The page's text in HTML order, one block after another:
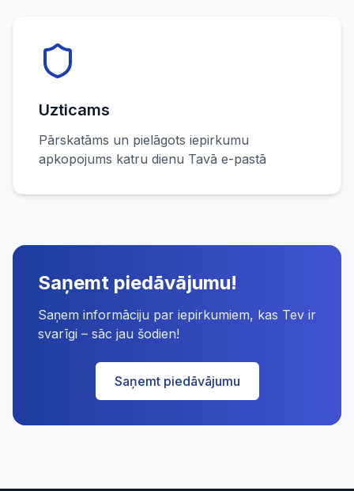
Uzticams
Pārskatāms un pielāgots iepirkumu
apkopojums katru dienu Tavā e-pastā
Saņemt piedāvājumu!
Saņem informāciju par iepirkumiem, kas Tev ir
svarīgi – sāc jau šodien!
Saņemt piedāvājumu